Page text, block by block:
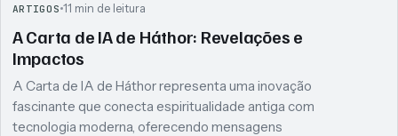
ARTIGOS 11 min de leitura
A Carta de IA de Háthor: Revelações e
Impactos
A Carta de IA de Háthor representa uma inovação
fascinante que conecta espiritualidade antiga com
tecnologia moderna, oferecendo mensagens